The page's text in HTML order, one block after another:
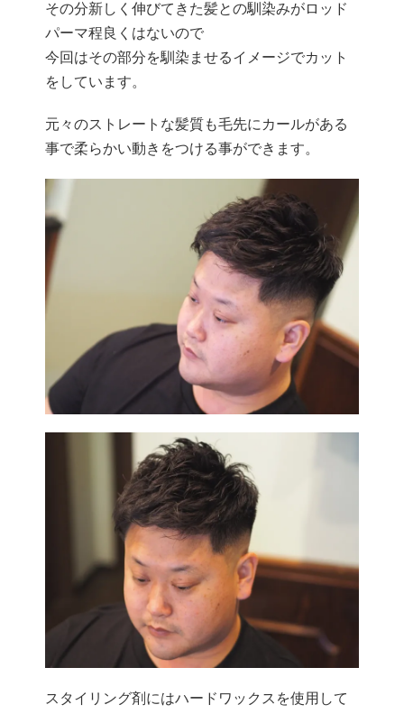
その分新しく伸びてきた髪との馴染みがロッド
パーマ程良くはないので
今回はその部分を馴染ませるイメージでカット
をしています。
元々のストレートな髪質も毛先にカールがある
事で柔らかい動きをつける事ができます。
スタイリング剤にはハードワックスを使用して